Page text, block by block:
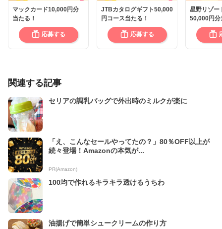
マックカード10,000円分
当たる！
応募する
JTBカタログギフト50,000
円コース当たる！
応募する
星野リゾー
50,000円分
関連する記事
セリアの調乳バッグで外出時のミルクが楽に
「え、こんなセールやってたの？」80％OFF以上が
続々登場！Amazonの本気が...
PR(Amazon)
100均で作れるキラキラ透けるうちわ
油揚げで簡単シュークリームの作り方